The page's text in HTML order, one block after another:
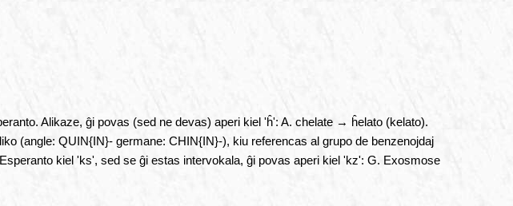
Alikaze, ĝi povas (sed ne devas) aperi kiel 'ĥ': A. chelate → ĥelato (kelato).
(angle: QUIN{IN}- germane: CHIN{IN}-), kiu referencas al grupo de benzenojdaj
kiel 'ks', sed se ĝi estas intervokala, ĝi povas aperi kiel 'kz': G. Exosmose